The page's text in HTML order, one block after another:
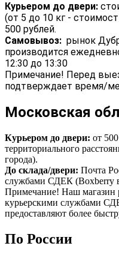
Курьером до двери:
(от 5 до 10 кг -
500 рублей.
Самовывоз: рынок
производится
12:30 до 13:30
Примечание! Перед
подтверждает время/
Московская
Курьером до двери: от
территориального
города).
До склада/двери: Почта
службами СДЕК (Boxberry
Примечание! Наш магазин
курьерскими службами
предоставляют более
По России